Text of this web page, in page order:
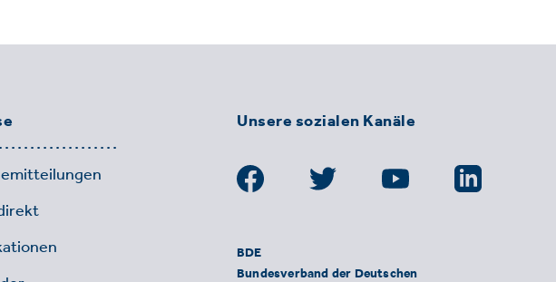
Unsere sozialen Kanäle
BDE
Bundesverband der Deutschen